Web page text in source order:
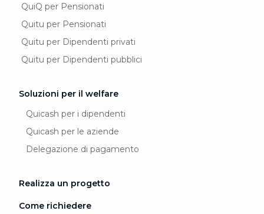
QuiQ per Pensionati
Quitu per Pensionati
Quitu per Dipendenti privati
Quitu per Dipendenti pubblici
Soluzioni per il welfare
Quicash per i dipendenti
Quicash per le aziende
Delegazione di pagamento
Realizza un progetto
Come richiedere